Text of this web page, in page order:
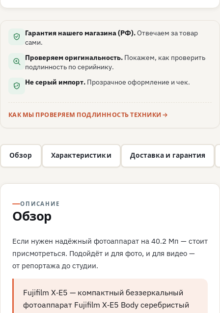
Гарантия нашего магазина (РФ).Отвечаем за товар
сами.
Проверяем оригинальность. Покажем, как проверить
подлинность по серийнику.
Не серый импорт. Прозрачное оформление и чек.
КАК МЫ ПРОВЕРЯЕМ ПОДЛИННОСТЬ ТЕХНИКИ
Обзор Характеристики Доставка и гарантия
ОПИСАНИЕ
Обзор
Если нужен надёжный фотоаппарат на 40.2 Мп — стоит
присмотреться. Подойдёт и для фото, и для видео —
от репортажа до студии.
Fujifilm X‑E5 — компактный беззеркальный
фотоаппарат Fujifilm X‑E5 Body серебристый